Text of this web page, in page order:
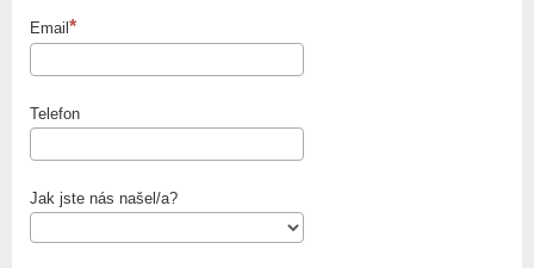
Email
Telefon
Jak jste nás našel/a?